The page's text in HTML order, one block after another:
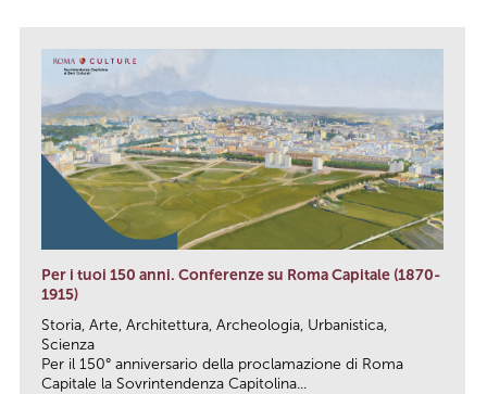
Per i tuoi 150 anni. Conferenze su Roma Capitale (1870-
1915)
Storia, Arte, Architettura, Archeologia, Urbanistica,
Scienza
Per il 150° anniversario della proclamazione di Roma
Capitale la Sovrintendenza Capitolina...